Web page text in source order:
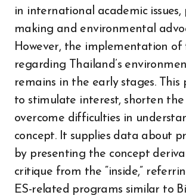
in international academic issues,
making and environmental
However, the implementation of
regarding Thailand’s
remains in the early stages. This
to stimulate interest, shorten
overcome difficulties in
concept. It supplies data about
by presenting the concept
critique from the “inside,”
ES-related programs similar to